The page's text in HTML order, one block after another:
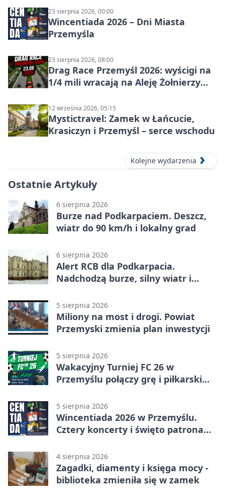
23 sierpnia 2026, 00:00
Wincentiada 2026 – Dni Miasta
Przemyśla
23 sierpnia 2026, 08:00
Drag Race Przemyśl 2026: wyścigi na
1/4 mili wracają na Aleję Żołnierzy
12 września 2026, 05:15
Mystictravel: Zamek w Łańcucie,
Krasiczyn i Przemyśl – serce wschodu
Kolejne wydarzenia
Ostatnie Artykuły
6 sierpnia 2026
Burze nad Podkarpaciem. Deszcz,
wiatr do 90 km/h i lokalny grad
6 sierpnia 2026
Alert RCB dla Podkarpacia.
Nadchodzą burze, silny wiatr i
5 sierpnia 2026
Miliony na most i drogi. Powiat
Przemyski zmienia plan inwestycji
5 sierpnia 2026
Wakacyjny Turniej FC 26 w
Przemyślu połączy grę i piłkarski
5 sierpnia 2026
Wincentiada 2026 w Przemyślu.
Cztery koncerty i święto patrona
4 sierpnia 2026
Zagadki, diamenty i księga mocy -
biblioteka zmieniła się w zamek